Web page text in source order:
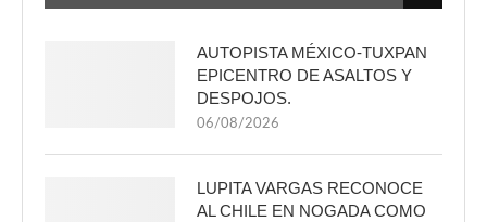
AUTOPISTA MÉXICO-TUXPAN
EPICENTRO DE ASALTOS Y
DESPOJOS.
06/08/2026
LUPITA VARGAS RECONOCE
AL CHILE EN NOGADA COMO